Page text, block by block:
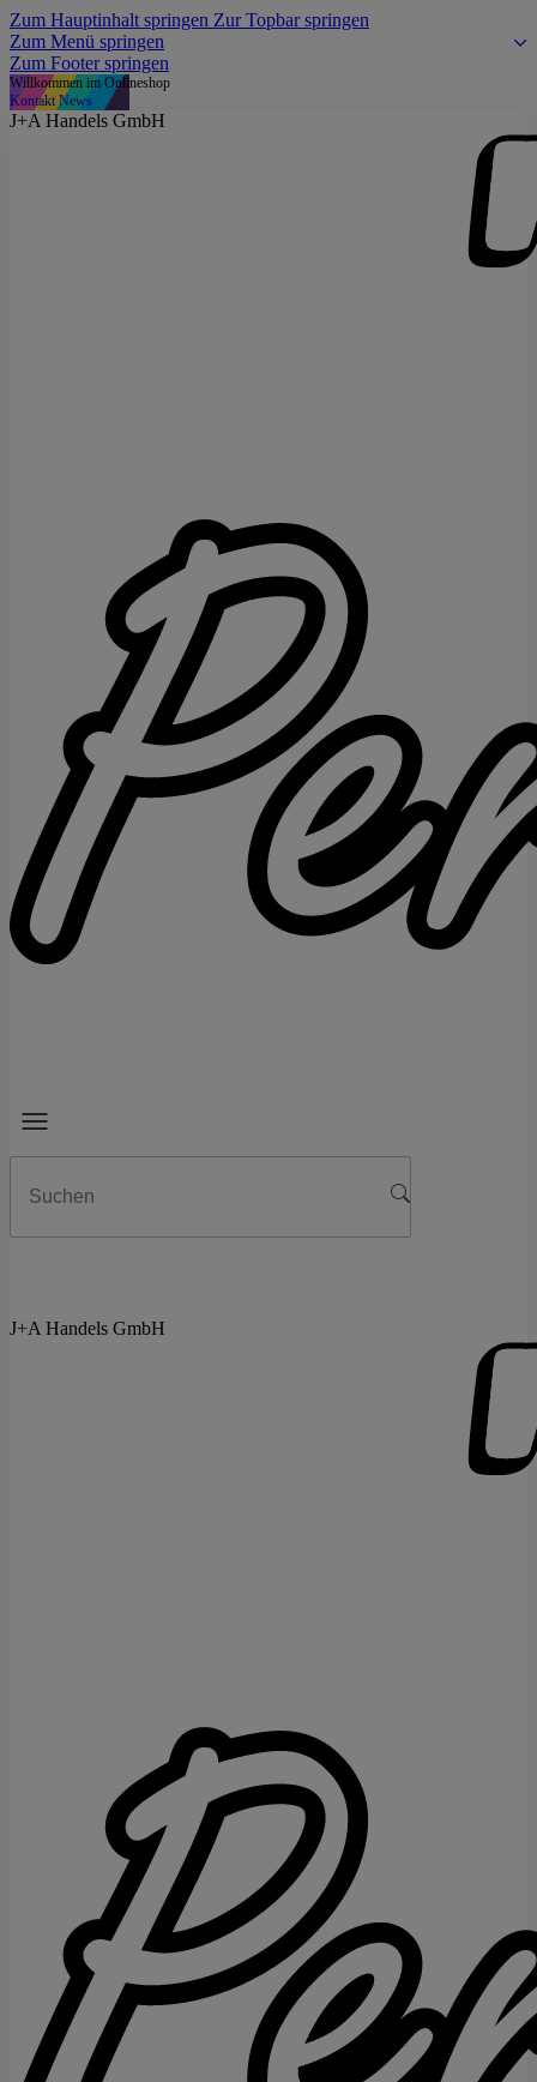
Zum Hauptinhalt springen Zur Topbar springen
Zum Menü springen
Zum Footer springen
Willkommen im Onlineshop
Kontakt News
J+A Handels GmbH
J+A Handels GmbH